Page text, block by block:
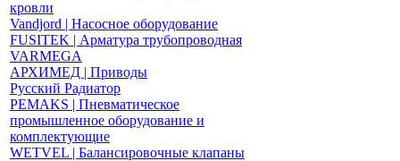
кровли
Vandjord | Насосное оборудование
FUSITEK | Арматура трубопроводная
VARMEGA
АРХИМЕД | Приводы
Русский Радиатор
PEMAKS | Пневматическое
промышленное оборудование и
комплектующие
WETVEL | Балансировочные клапаны